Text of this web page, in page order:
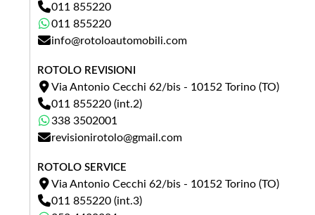
011 855220
011 855220
info@rotoloautomobili.com
ROTOLO REVISIONI
Via Antonio Cecchi 62/bis - 10152 Torino (TO)
011 855220 (int.2)
338 3502001
revisionirotolo@gmail.com
ROTOLO SERVICE
Via Antonio Cecchi 62/bis - 10152 Torino (TO)
011 855220 (int.3)